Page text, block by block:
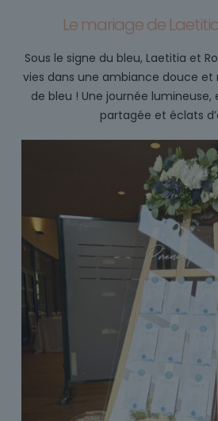
Le mariage de
Sous le signe du bleu, Laetitia et
vies dans une ambiance douce
de bleu ! Une journée
partagée et éclats